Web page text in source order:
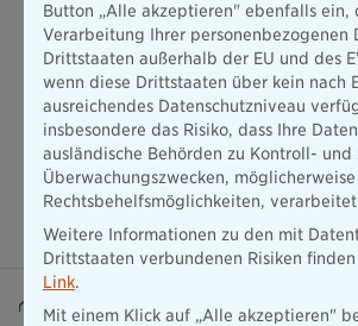
Button „Alle akzeptieren" ebenfalls ein,
Verarbeitung Ihrer personenbezogenen
Drittstaaten außerhalb der EU und des
wenn diese Drittstaaten über kein nach
ausreichendes Datenschutzniveau
insbesondere das Risiko, dass Ihre
ausländische Behörden zu Kontroll- und
Überwachungszwecken,
Rechtsbehelfsmöglichkeiten,
Weitere Informationen zu den mit
Drittstaaten verbundenen Risiken
Link.
Mit einem Klick auf „Alle akzeptieren"